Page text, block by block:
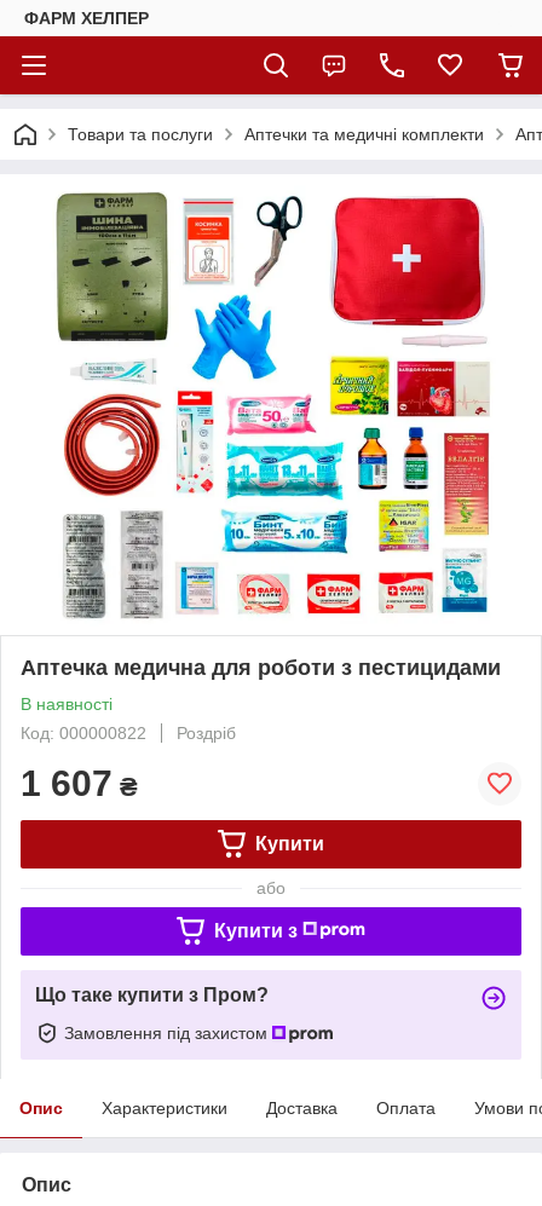
ФАРМ ХЕЛПЕР
Товари та послуги Аптечки та медичні комплекти
Аптечка медична для роботи з пестицидами
В наявності
Код: 000000822
Роздріб
1 607 ₴
Купити
або
Купити з
Що таке купити з Пром?
Замовлення під захистом
Опис Характеристики Доставка Оплата Умови
Опис